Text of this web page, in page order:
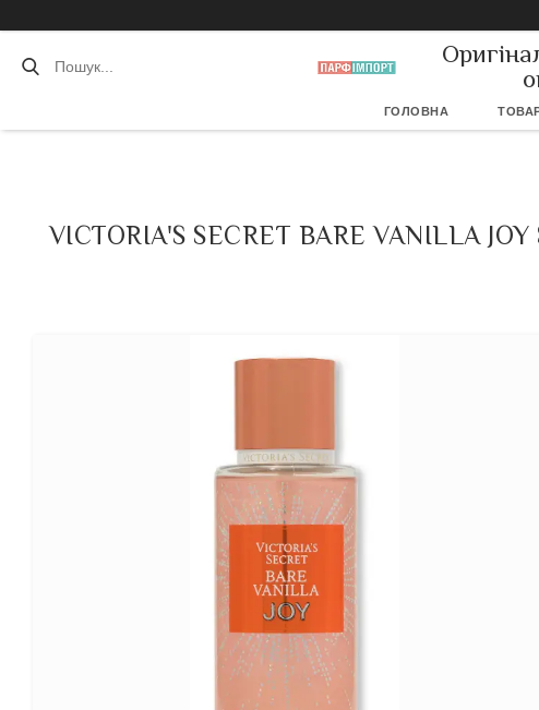
ГОЛОВНА
VICTORIA'S SECRET BARE